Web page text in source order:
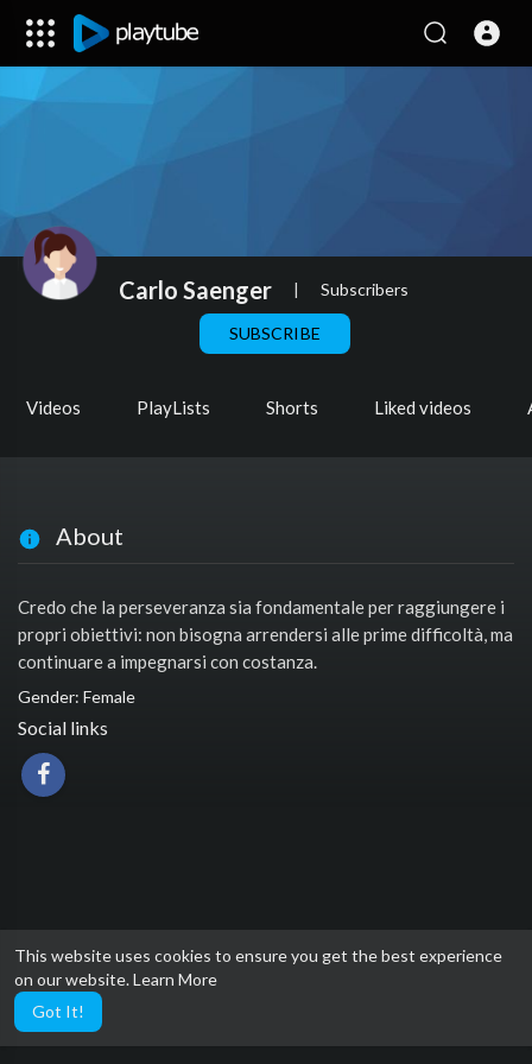
This website uses cookies to ensure you get the best experience
on our website.Learn More
Got It!
Carlo Saenger | Subscribers
SUBSCRIBE
Videos PlayLists Shorts Liked videos
About
Credo che la perseveranza sia fondamentale per raggiungere i
propri obiettivi: non bisogna arrendersi alle prime difficoltà, ma
continuare a impegnarsi con costanza.
Gender: Female
Social links